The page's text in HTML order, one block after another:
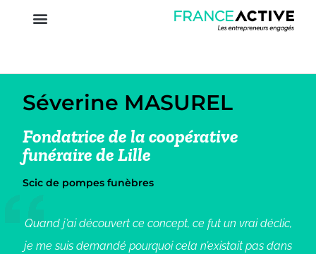
Séverine MASUREL
Fondatrice de la coopérative
funéraire de Lille
Scic de pompes funèbres
Quand j’ai découvert ce concept, ce fut un vrai déclic,
je me suis demandé pourquoi cela n’existait pas dans